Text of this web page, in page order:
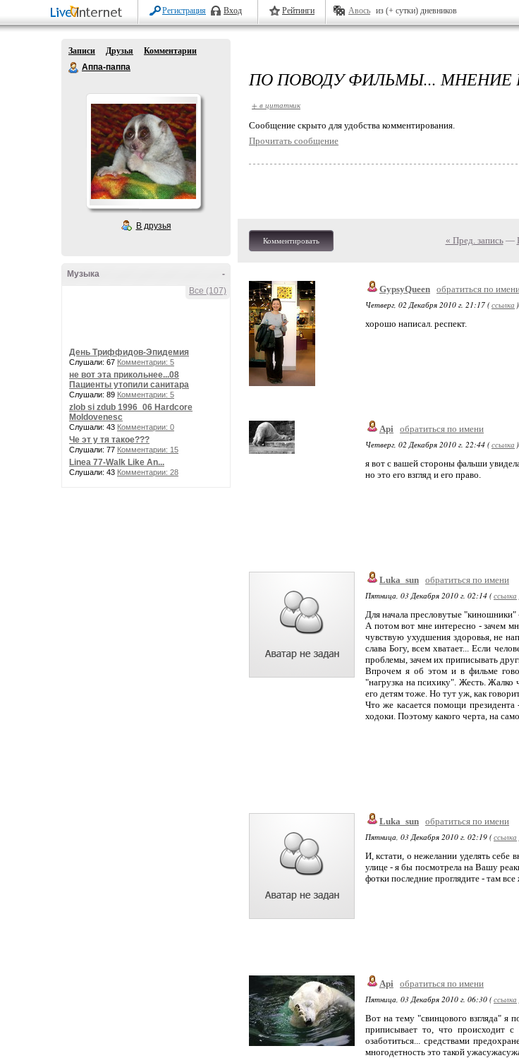
Регистрация Вход Рейтинги Авось из (+ сутки) дневников
Записи Друзья
Комментарии
Аппа-паппа
В друзья
-
Музыка
Все (107)
День Триффидов-Эпидемия
Слушали: 67 Комментарии: 5
не вот эта прикольнее...08
Пациенты утопили санитара
Слушали: 89 Комментарии: 5
zlob si zdub 1996_06 Hardcore
Moldovenesc
Слушали: 43 Комментарии: 0
Че эт у тя такое???
Слушали: 77 Комментарии: 15
Linea 77-Walk Like An...
Слушали: 43 Комментарии: 28
ПО ПОВОДУ ФИЛЬМЫ... МНЕНИЕ
+ в цитатник
Cообщение скрыто для удобства комментирования.
Прочитать сообщение
Комментировать « Пред. запись—
GypsyQueen обратиться по
Четверг, 02 Декабря 2010 г. 21:17 (ссылка )
хорошо написал. респект.
Api обратиться по имени
Четверг, 02 Декабря 2010 г. 22:44 (ссылка )
я вот с вашей стороны фальши
но это его взгляд и его право.
Luka_sun обратиться по имени
Пятница, 03 Декабря 2010 г. 02:14 (ссылка
Для начала пресловутые
А потом вот мне интересно - зачем
чувствую ухудшения здоровья, не
слава Богу, всем хватает... Если
проблемы, зачем их приписывать
Впрочем я об этом и в фильме
"нагрузка на психику". Жесть. Жалко
его детям тоже. Но тут уж, как
Что же касается помощи
ходоки. Поэтому какого черта, на
Luka_sun обратиться по имени
Пятница, 03 Декабря 2010 г. 02:19 (ссылка
И, кстати, о нежелании уделять себе
улице - я бы посмотрела на Вашу
фотки последние проглядите - там
Api обратиться по имени
Пятница, 03 Декабря 2010 г. 06:30 (ссылка
Вот на тему "свинцового взгляда" я
приписывает то, что происходит
озаботиться... средствами
многодетность это такой